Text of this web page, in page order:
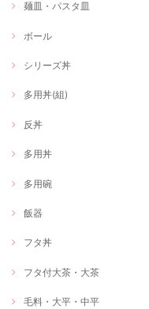
麺皿・パスタ皿
ボール
シリーズ丼
多用丼(組)
反丼
多用丼
多用碗
飯器
フタ丼
フタ付大茶・大茶
毛料・大平・中平